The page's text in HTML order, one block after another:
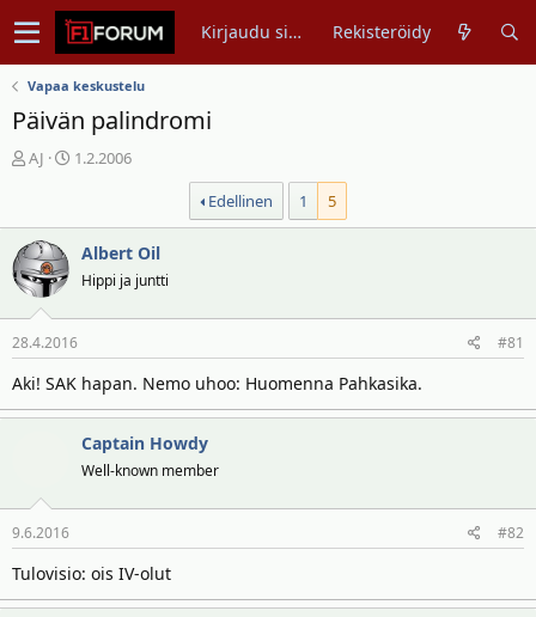
Kirjaudu sisään Rekisteröidy
Vapaa keskustelu
Päivän palindromi
V
s
t
i
k
e
t
u
n
i
t
t
a
j
AJ
A
i
p
ä
v
ä
m
r
1.2.2006
Edellinen
1 5
Albert Oil
Hippi ja juntti
28.4.2016 #81
Aki! SAK hapan. Nemo uhoo: Huomenna Pahkasika.
Captain Howdy
Well-known member
9.6.2016 #82
Tulovisio: ois IV-olut